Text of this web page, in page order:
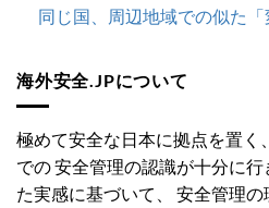
同じ国、周辺地域での似た
海外安全.JPについて
極めて安全な日本に拠点を置く
での 安全管理の認識が十分に
た実感に基づいて、 安全管理